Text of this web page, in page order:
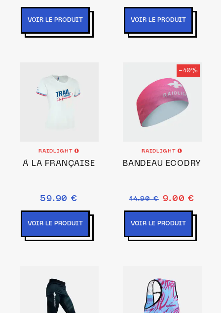
VOIR LE PRODUIT VOIR LE PRODUIT
RAIDLIGHT
À LA FRANÇAISE
59.90 €
VOIR LE PRODUIT
-40%
RAIDLIGHT
BANDEAU ECODRY
14.90 € 9.00 €
VOIR LE PRODUIT